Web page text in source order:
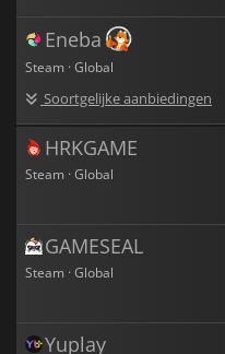
Eneba
Steam · Global
Soortgelijke aanbiedingen
HRKGAME
Steam · Global
GAMESEAL
Steam · Global
Yuplay